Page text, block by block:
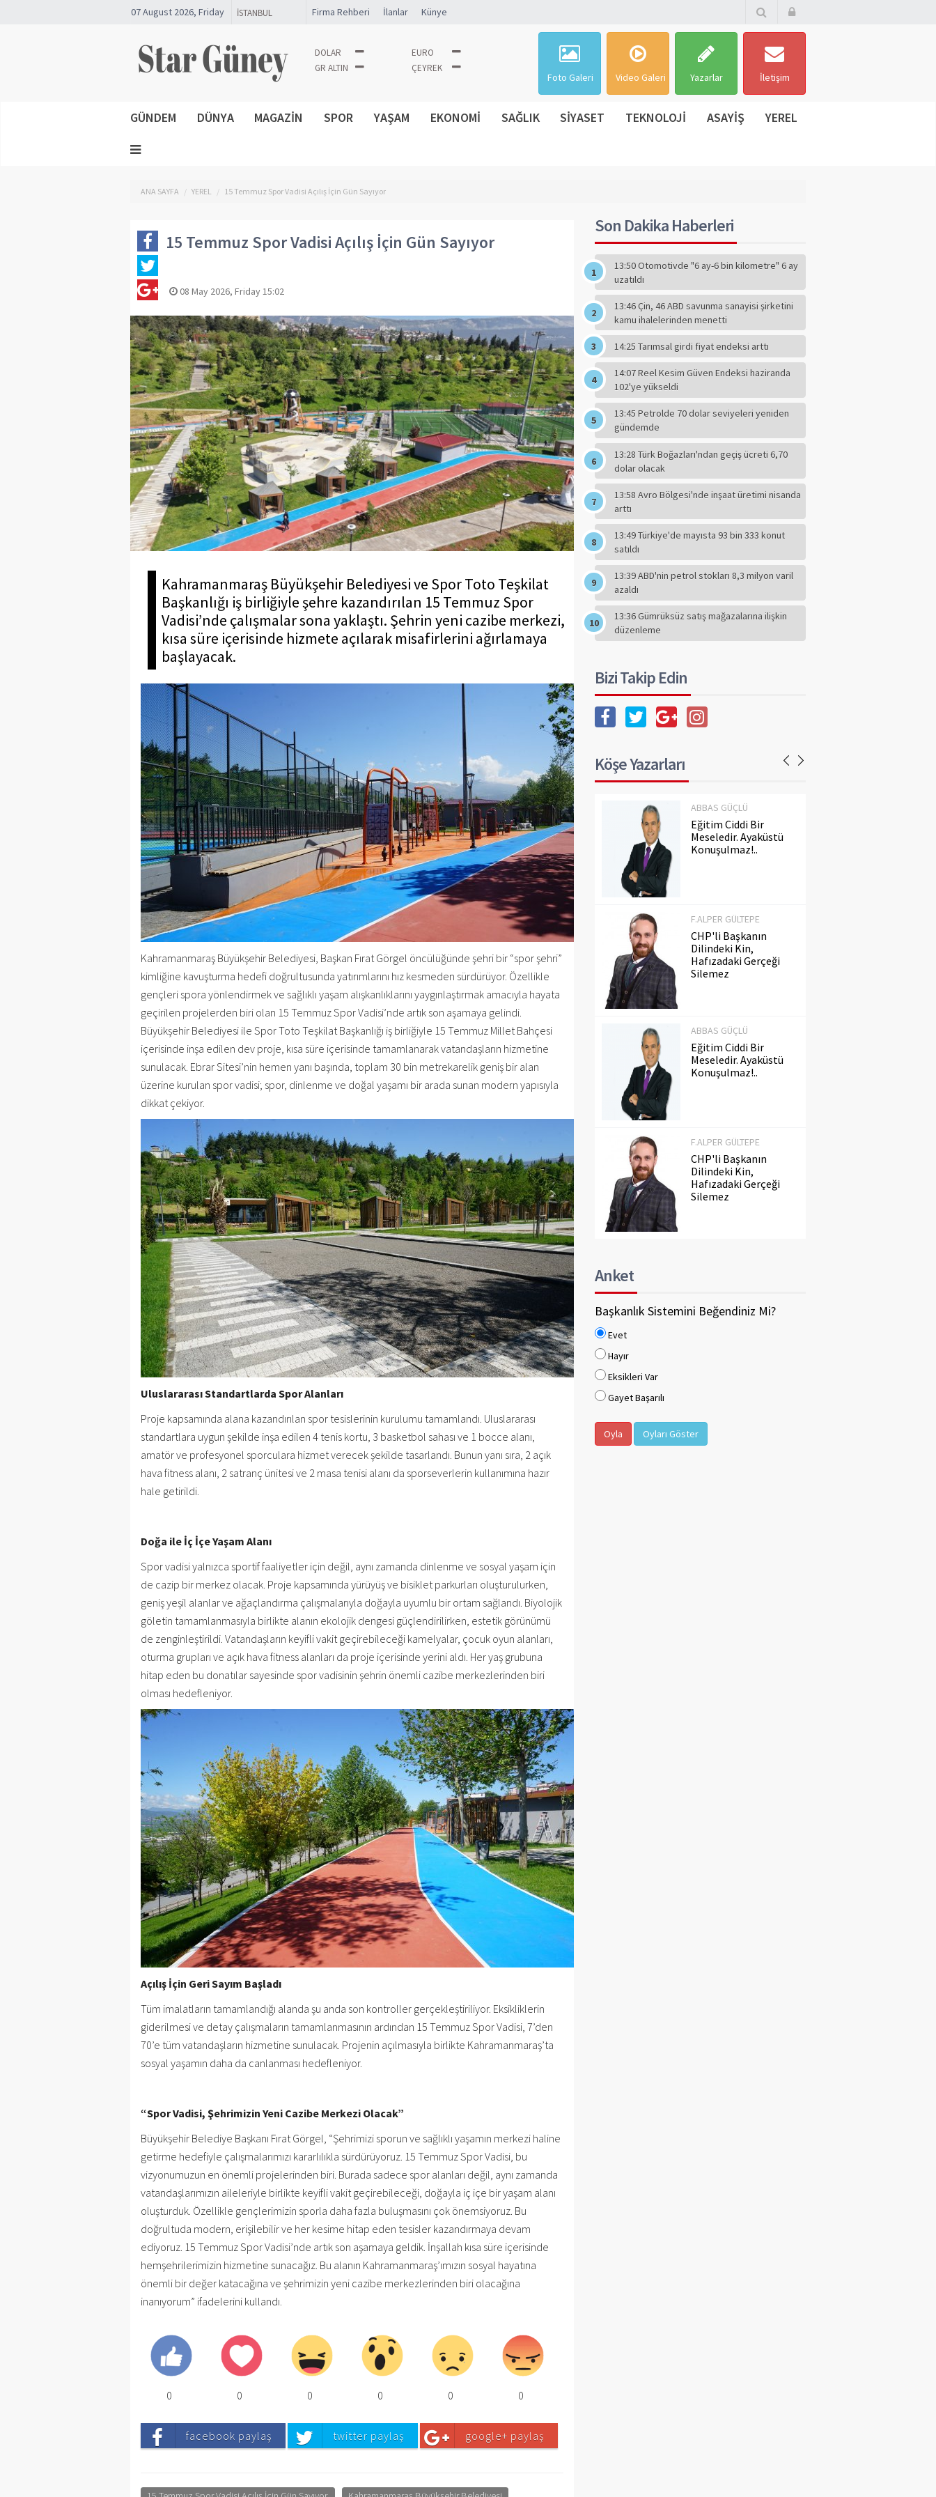
07 August 2026, Friday Firma Rehberi İlanlar Künye
DOLAR
EURO
GR ALTIN
ÇEYREK
Foto Galeri Video Galeri Yazarlar İletişim
GÜNDEM DÜNYA MAGAZİN SPOR YAŞAM EKONOMİ SAĞLIK SİYASET TEKNOLOJİ ASAYİŞ YEREL
ANA SAYFA YEREL 15 Temmuz Spor Vadisi Açılış İçin Gün Sayıyor
15 Temmuz Spor Vadisi Açılış İçin Gün Sayıyor
08 May 2026, Friday 15:02
Kahramanmaraş Büyükşehir Belediyesi ve Spor Toto Teşkilat
Başkanlığı iş birliğiyle şehre kazandırılan 15 Temmuz Spor
Vadisi’nde çalışmalar sona yaklaştı. Şehrin yeni cazibe merkezi,
kısa süre içerisinde hizmete açılarak misafirlerini ağırlamaya
başlayacak.
Kahramanmaraş Büyükşehir Belediyesi, Başkan Fırat Görgel öncülüğünde şehri bir “spor şehri”
kimliğine kavuşturma hedefi doğrultusunda yatırımlarını hız kesmeden sürdürüyor. Özellikle
gençleri spora yönlendirmek ve sağlıklı yaşam alışkanlıklarını yaygınlaştırmak amacıyla hayata
geçirilen projelerden biri olan 15 Temmuz Spor Vadisi’nde artık son aşamaya gelindi.
Büyükşehir Belediyesi ile Spor Toto Teşkilat Başkanlığı iş birliğiyle 15 Temmuz Millet Bahçesi
içerisinde inşa edilen dev proje, kısa süre içerisinde tamamlanarak vatandaşların hizmetine
sunulacak. Ebrar Sitesi’nin hemen yanı başında, toplam 30 bin metrekarelik geniş bir alan
üzerine kurulan spor vadisi; spor, dinlenme ve doğal yaşamı bir arada sunan modern yapısıyla
dikkat çekiyor.
Uluslararası Standartlarda Spor Alanları
Proje kapsamında alana kazandırılan spor tesislerinin kurulumu tamamlandı. Uluslararası
standartlara uygun şekilde inşa edilen 4 tenis kortu, 3 basketbol sahası ve 1 bocce alanı,
amatör ve profesyonel sporculara hizmet verecek şekilde tasarlandı. Bunun yanı sıra, 2 açık
hava fitness alanı, 2 satranç ünitesi ve 2 masa tenisi alanı da sporseverlerin kullanımına hazır
hale getirildi.
Doğa ile İç İçe Yaşam Alanı
Spor vadisi yalnızca sportif faaliyetler için değil, aynı zamanda dinlenme ve sosyal yaşam için
de cazip bir merkez olacak. Proje kapsamında yürüyüş ve bisiklet parkurları oluşturulurken,
geniş yeşil alanlar ve ağaçlandırma çalışmalarıyla doğayla uyumlu bir ortam sağlandı. Biyolojik
göletin tamamlanmasıyla birlikte alanın ekolojik dengesi güçlendirilirken, estetik görünümü
de zenginleştirildi. Vatandaşların keyifli vakit geçirebileceği kamelyalar, çocuk oyun alanları,
oturma grupları ve açık hava fitness alanları da proje içerisinde yerini aldı. Her yaş grubuna
hitap eden bu donatılar sayesinde spor vadisinin şehrin önemli cazibe merkezlerinden biri
olması hedefleniyor.
Açılış İçin Geri Sayım Başladı
Tüm imalatların tamamlandığı alanda şu anda son kontroller gerçekleştiriliyor. Eksikliklerin
giderilmesi ve detay çalışmaların tamamlanmasının ardından 15 Temmuz Spor Vadisi, 7’den
70’e tüm vatandaşların hizmetine sunulacak. Projenin açılmasıyla birlikte Kahramanmaraş’ta
sosyal yaşamın daha da canlanması hedefleniyor.
“Spor Vadisi, Şehrimizin Yeni Cazibe Merkezi Olacak”
Büyükşehir Belediye Başkanı Fırat Görgel, “Şehrimizi sporun ve sağlıklı yaşamın merkezi haline
getirme hedefiyle çalışmalarımızı kararlılıkla sürdürüyoruz. 15 Temmuz Spor Vadisi, bu
vizyonumuzun en önemli projelerinden biri. Burada sadece spor alanları değil, aynı zamanda
vatandaşlarımızın aileleriyle birlikte keyifli vakit geçirebileceği, doğayla iç içe bir yaşam alanı
oluşturduk. Özellikle gençlerimizin sporla daha fazla buluşmasını çok önemsiyoruz. Bu
doğrultuda modern, erişilebilir ve her kesime hitap eden tesisler kazandırmaya devam
ediyoruz. 15 Temmuz Spor Vadisi’nde artık son aşamaya geldik. İnşallah kısa süre içerisinde
hemşehrilerimizin hizmetine sunacağız. Bu alanın Kahramanmaraş’ımızın sosyal hayatına
önemli bir değer katacağına ve şehrimizin yeni cazibe merkezlerinden biri olacağına
inanıyorum” ifadelerini kullandı.
0 0 0 0 0 0
facebook paylaş twitter paylaş google+ paylaş
Son Dakika Haberleri
13:50 Otomotivde "6 ay-6 bin kilometre" 6 ay
uzatıldı
13:46 Çin, 46 ABD savunma sanayisi şirketini
kamu ihalelerinden menetti
14:25 Tarımsal girdi fiyat endeksi arttı
14:07 Reel Kesim Güven Endeksi haziranda
102'ye yükseldi
13:45 Petrolde 70 dolar seviyeleri yeniden
gündemde
13:28 Türk Boğazları'ndan geçiş ücreti 6,70
dolar olacak
13:58 Avro Bölgesi'nde inşaat üretimi nisanda
arttı
13:49 Türkiye'de mayısta 93 bin 333 konut
satıldı
13:39 ABD'nin petrol stokları 8,3 milyon varil
azaldı
13:36 Gümrüksüz satış mağazalarına ilişkin
düzenleme
Bizi Takip Edin
Köşe Yazarları
ABBAS GÜÇLÜ
Eğitim Ciddi Bir
Meseledir. Ayaküstü
Konuşulmaz!..
F.ALPER GÜLTEPE
CHP'li Başkanın
Dilindeki Kin,
ABBAS GÜÇLÜ
Eğitim Ciddi Bir
Meseledir. Ayaküstü
Konuşulmaz!..
F.ALPER GÜLTEPE
CHP'li Başkanın
Dilindeki Kin,
Hafızadaki Gerçeği
Silemez
ABBAS GÜÇLÜ
Eğitim Ciddi Bir
Meseledir. Ayaküstü
Konuşulmaz!..
F.ALPER GÜLTEPE
CHP'li Başkanın
Dilindeki Kin,
Hafızadaki Gerçeği
Silemez
Anket
Başkanlık Sistemini Beğendiniz Mi?
Evet
Hayır
Eksikleri Var
Gayet Başarılı
Oyla Oyları Göster